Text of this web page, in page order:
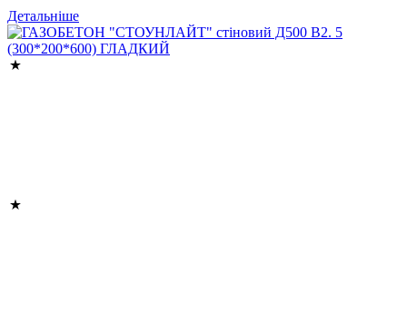
Детальніше